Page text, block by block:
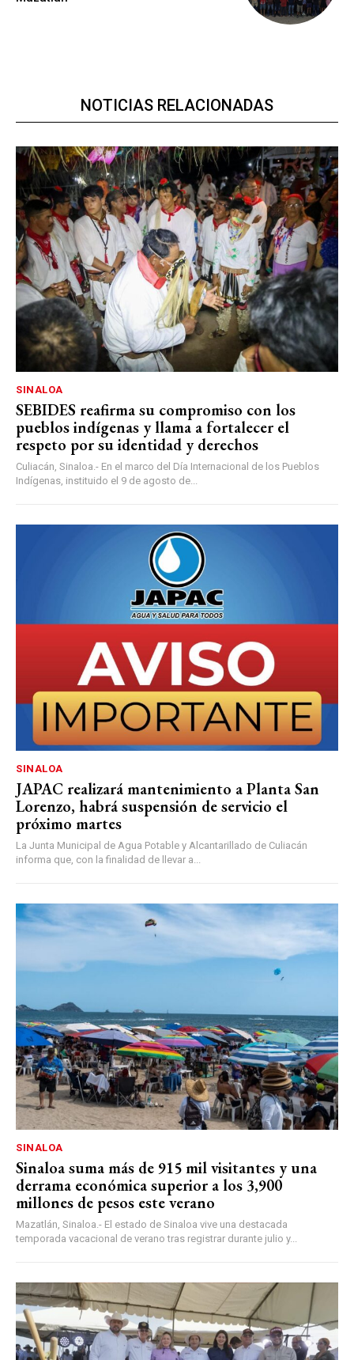
NOTICIAS RELACIONADAS
SINALOA
SEBIDES reafirma su compromiso con los
pueblos indígenas y llama a fortalecer el
respeto por su identidad y derechos
Culiacán, Sinaloa.- En el marco del Día Internacional de los Pueblos
Indígenas, instituido el 9 de agosto de...
SINALOA
JAPAC realizará mantenimiento a Planta San
Lorenzo, habrá suspensión de servicio el
próximo martes
La Junta Municipal de Agua Potable y Alcantarillado de Culiacán
informa que, con la finalidad de llevar a...
SINALOA
Sinaloa suma más de 915 mil visitantes y una
derrama económica superior a los 3,900
millones de pesos este verano
Mazatlán, Sinaloa.- El estado de Sinaloa vive una destacada
temporada vacacional de verano tras registrar durante julio y...